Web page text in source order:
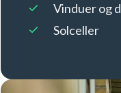
Vinduer og
Solceller